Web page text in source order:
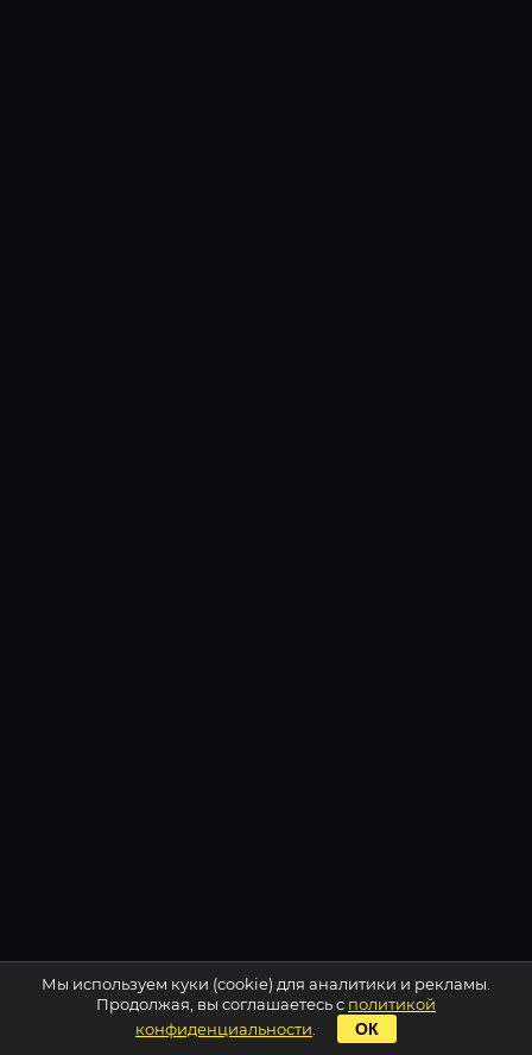
Мы используем куки (cookie) для аналитики и рекламы.
Продолжая, вы соглашаетесь с политикой
конфиденциальности
ОК